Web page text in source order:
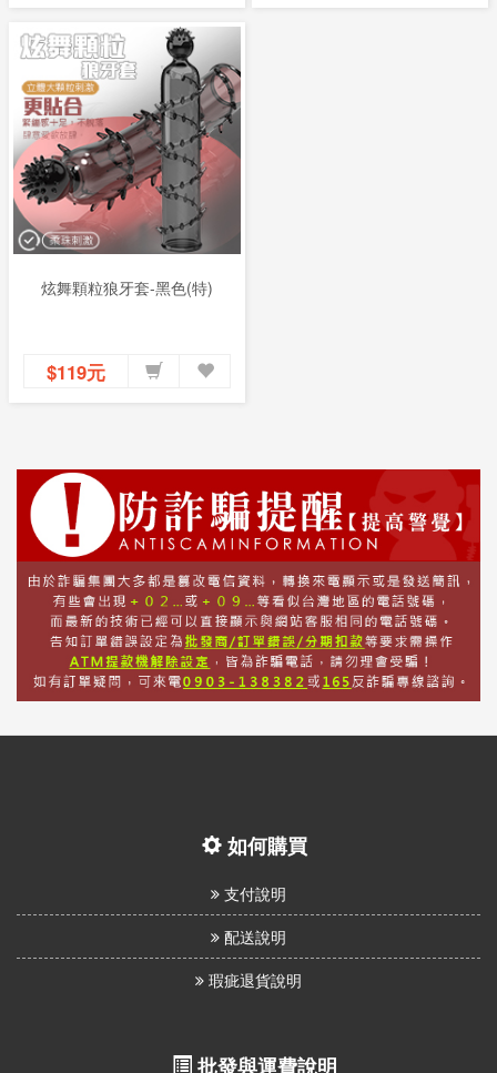
炫舞顆粒狼牙套-黑色(特)
$119元
如何購買
支付說明
配送說明
瑕疵退貨說明
批發與運費說明